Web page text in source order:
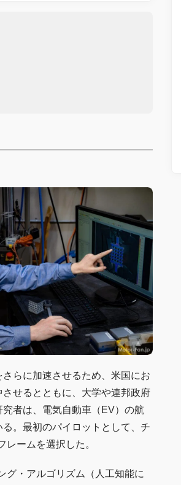
らに加速させるため、米国にお
せるとともに、大学や連邦政府
者は、電気自動車（EV）の航
。最初のパイロットとして、チ
ームを選択した。
グ・アルゴリズム（人工知能に